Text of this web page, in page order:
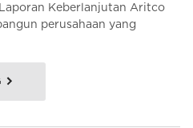
Keberlanjutan Aritco
perusahaan yang